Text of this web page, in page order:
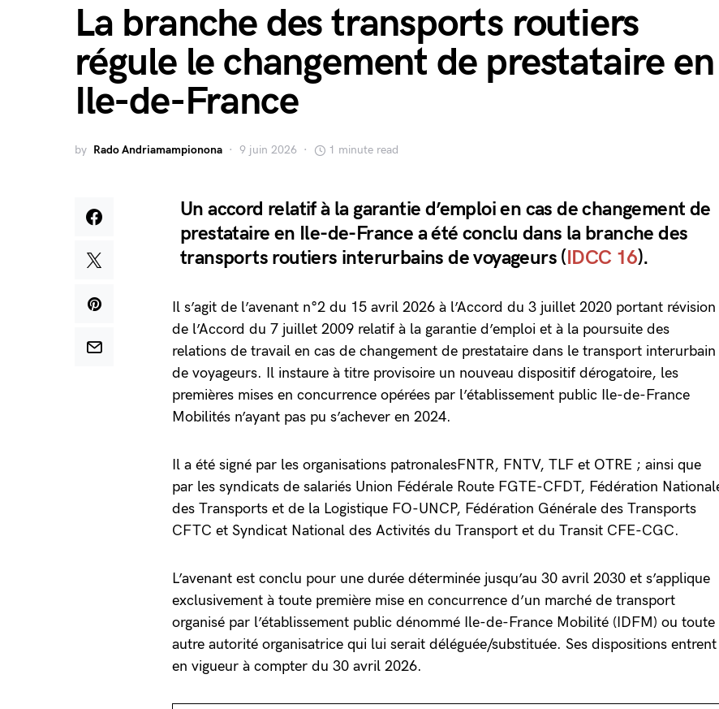
La branche des transports routiers
régule le changement de prestataire en
Ile-de-France
by Rado Andriamampionona 9 juin 2026 1 minute read
Un accord relatif à la garantie d’emploi en cas de changement de
prestataire en Ile-de-France a été conclu dans la branche des
transports routiers interurbains de voyageurs (IDCC 16).
Il s’agit de l’avenant n°2 du 15 avril 2026 à l’Accord du 3 juillet 2020 portant révision
de l’Accord du 7 juillet 2009 relatif à la garantie d’emploi et à la poursuite des
relations de travail en cas de changement de prestataire dans le transport interurbain
de voyageurs. Il instaure à titre provisoire un nouveau dispositif dérogatoire, les
premières mises en concurrence opérées par l’établissement public Ile-de-France
Mobilités n’ayant pas pu s’achever en 2024.
Il a été signé par les organisations patronalesFNTR, FNTV, TLF et OTRE ; ainsi que
par les syndicats de salariés Union Fédérale Route FGTE-CFDT, Fédération
des Transports et de la Logistique FO-UNCP, Fédération Générale des Transports
CFTC et Syndicat National des Activités du Transport et du Transit CFE-CGC.
L’avenant est conclu pour une durée déterminée jusqu’au 30 avril 2030 et s’applique
exclusivement à toute première mise en concurrence d’un marché de transport
organisé par l’établissement public dénommé Ile-de-France Mobilité (IDFM) ou toute
autre autorité organisatrice qui lui serait déléguée/substituée. Ses dispositions entrent
en vigueur à compter du 30 avril 2026.